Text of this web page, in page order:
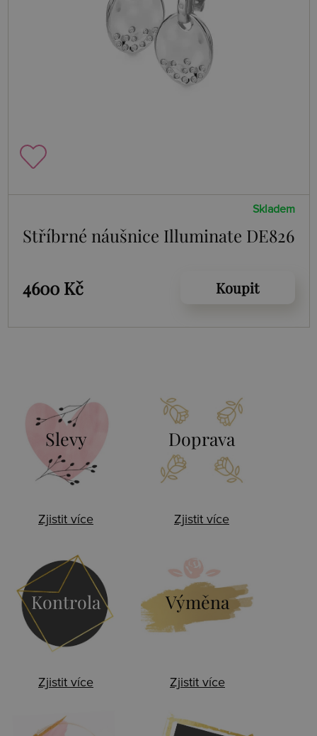
Skladem
Stříbrné náušnice Illuminate DE826
4600 Kč Koupit
Slevy
Zjistit více
Doprava
Zjistit více
Kontrola
Zjistit více
Výměna
Zjistit více